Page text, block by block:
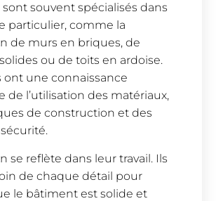
sont souvent spécialisés dans
particulier, comme la
de murs en briques, de
ou de toits en ardoise.
ont une connaissance
de l’utilisation des matériaux,
de construction et des
se reflète dans leur travail. Ils
de chaque détail pour
le bâtiment est solide et